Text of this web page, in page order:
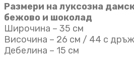
Размери на луксозна
бежово и шоколад
Широчина – 35 см
Височина – 26 см / 44 с
Дебелина – 15 см